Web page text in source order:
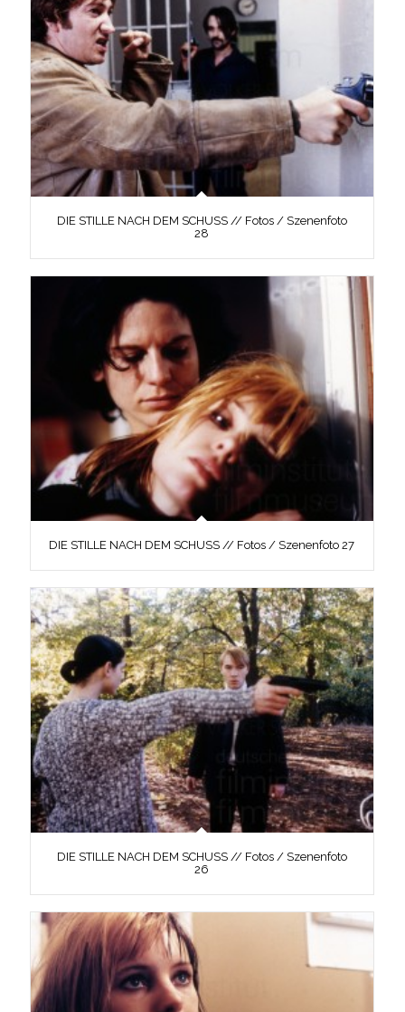
DIE STILLE NACH DEM SCHUSS // Fotos / Szenenfoto
28
DIE STILLE NACH DEM SCHUSS // Fotos / Szenenfoto 27
DIE STILLE NACH DEM SCHUSS // Fotos / Szenenfoto
26